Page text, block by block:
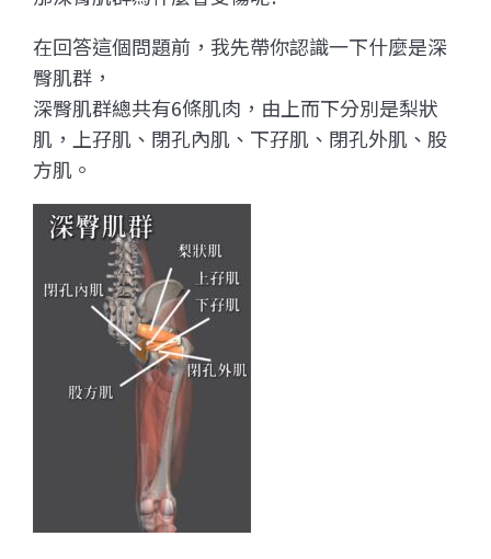
在回答這個問題前，我先帶你認識一下什麼是深
臀肌群，
深臀肌群總共有6條肌肉，由上而下分別是梨狀
肌，上孖肌、閉孔內肌、下孖肌、閉孔外肌、股
方肌。